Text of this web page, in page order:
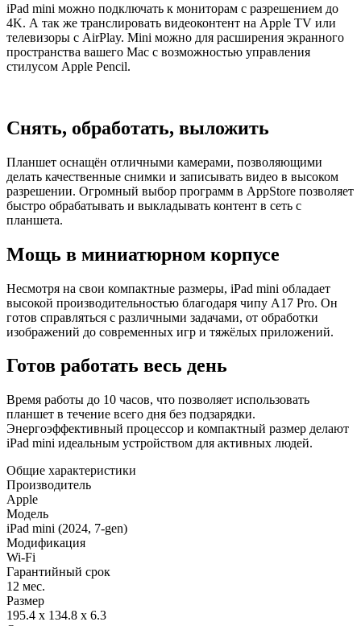
iPad mini можно подключать к мониторам с разрешением до
4K. А так же транслировать видеоконтент на Apple TV или
телевизоры с AirPlay. Mini можно для расширения экранного
пространства вашего Mac с возможностью управления
стилусом Apple Pencil.
Снять, обработать, выложить
Планшет оснащён отличными камерами, позволяющими
делать качественные снимки и записывать видео в высоком
разрешении. Огромный выбор программ в AppStore позволяет
быстро обрабатывать и выкладывать контент в сеть с
планшета.
Мощь в миниатюрном корпусе
Несмотря на свои компактные размеры, iPad mini обладает
высокой производительностью благодаря чипу A17 Pro. Он
готов справляться с различными задачами, от обработки
изображений до современных игр и тяжёлых приложений.
Готов работать весь день
Время работы до 10 часов, что позволяет использовать
планшет в течение всего дня без подзарядки.
Энергоэффективный процессор и компактный размер делают
iPad mini идеальным устройством для активных людей.
Общие характеристики
Производитель
Apple
Модель
iPad mini (2024, 7-gen)
Модификация
Wi-Fi
Гарантийный срок
12 мес.
Размер
195.4 x 134.8 x 6.3